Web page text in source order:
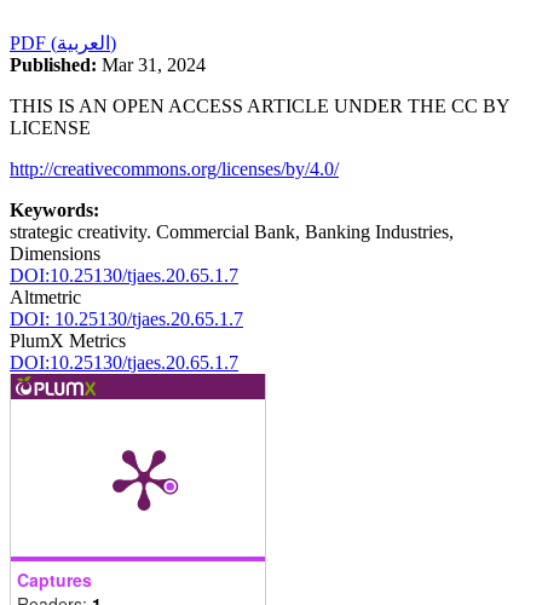
PDF (العربية)
Published: Mar 31, 2024
THIS IS AN OPEN ACCESS ARTICLE UNDER THE CC BY
LICENSE
http://creativecommons.org/licenses/by/4.0/
Keywords:
strategic creativity. Commercial Bank, Banking Industries,
Dimensions
DOI:10.25130/tjaes.20.65.1.7
Altmetric
DOI: 10.25130/tjaes.20.65.1.7
PlumX Metrics
DOI:10.25130/tjaes.20.65.1.7
Captures